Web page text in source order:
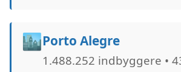
🏙️Porto Alegre
1.488.252 indbyggere •